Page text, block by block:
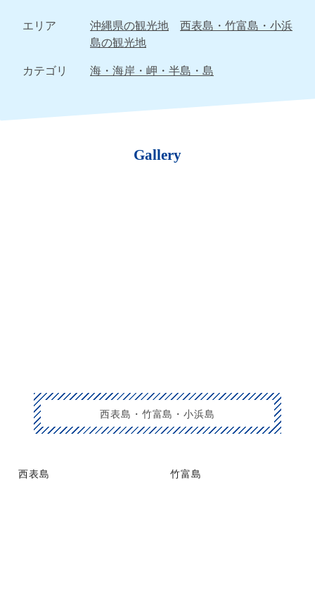
エリア 沖縄県の観光地
西表島・竹富島・小浜
島の観光地
カテゴリ
海・海岸・岬・半島・島
Gallery
西表島・竹富島・小浜島
西表島 竹富島